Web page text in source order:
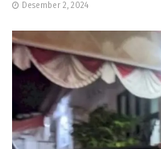
Desember 2, 2024